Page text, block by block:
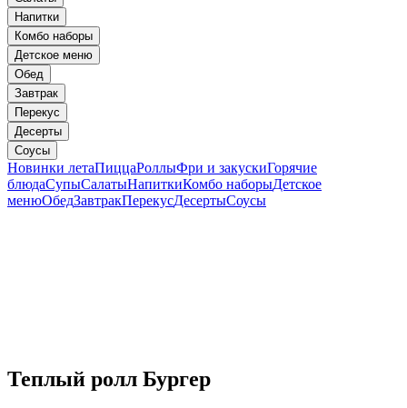
Напитки
Комбо наборы
Детское меню
Обед
Завтрак
Перекус
Десерты
Соусы
Новинки летаПиццаРоллыФри и закускиГорячие
блюдаСупыСалатыНапиткиКомбо наборыДетское
менюОбедЗавтракПерекусДесертыСоусы
Теплый ролл Бургер